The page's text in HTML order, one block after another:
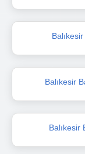
Balıkesir
Balıkesir